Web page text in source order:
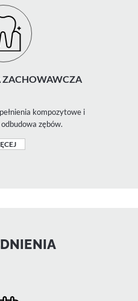
ZACHOWAWCZA
kompozytowe i
zębów.